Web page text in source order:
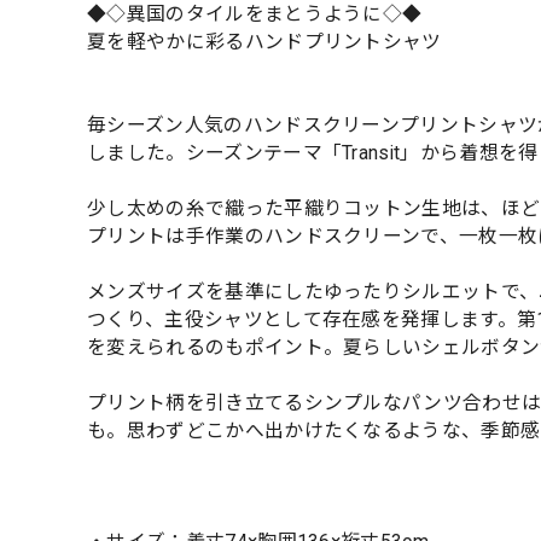
◆◇異国のタイルをまとうように◇◆
夏を軽やかに彩るハンドプリントシャツ
毎シーズン人気のハンドスクリーンプリントシャ
しました。シーズンテーマ「Transit」から着想を
少し太めの糸で織った平織りコットン生地は、ほ
プリントは手作業のハンドスクリーンで、一枚一
メンズサイズを基準にしたゆったりシルエットで
つくり、主役シャツとして存在感を発揮します。
を変えられるのもポイント。夏らしいシェルボタ
プリント柄を引き立てるシンプルなパンツ合わせ
も。思わずどこかへ出かけたくなるような、季節